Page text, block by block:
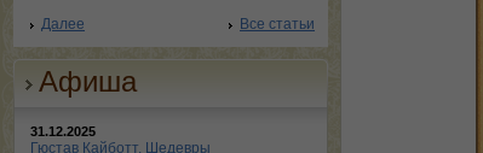
Далее
Все статьи
Афиша
31.12.2025
Гюстав Кайботт. Шедевры